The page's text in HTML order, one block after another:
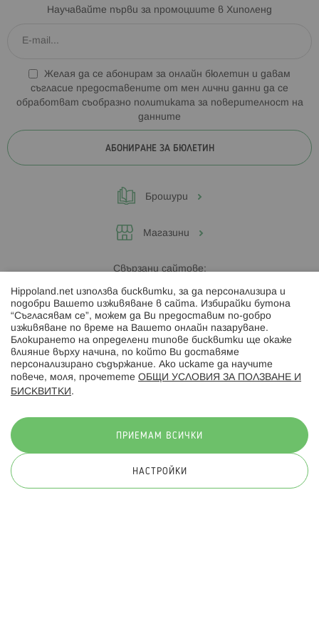
Научавайте първи за промоциите в Хиполенд
Желая да се абонирам за онлайн бюлетин и давам
съгласие предоставените от мен лични данни да се
обработват съобразно политиката за поверителност на
данните
АБОНИРАНЕ ЗА БЮЛЕТИН
Брошури
Магазини
Свързани сайтове:
Hippoland.ro
Последвайте ни:
© 2026 Hippoland.net. Всички права запазени
Hippoland.net използва бисквитки, за да персонализира и
подобри Вашето изживяване в сайта. Избирайки бутона
“Съгласявам се”, можем да Ви предоставим по-добро
изживяване по време на Вашето онлайн пазаруване.
Блокирането на определени типове бисквитки ще окаже
влияние върху начина, по който Ви доставяме
персонализирано съдържание. Ако искате да научите
повече, моля, прочетете ОБЩИ УСЛОВИЯ ЗА ПОЛЗВАНЕ И
БИСКВИТКИ .
ПРИЕМАМ ВСИЧКИ
НАСТРОЙКИ